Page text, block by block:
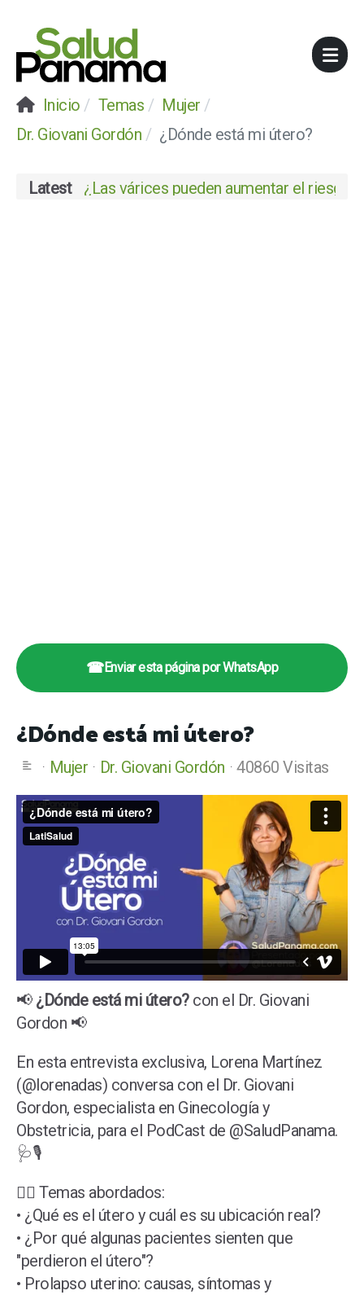
Inicio Temas
Mujer
Dr. Giovani Gordón
¿Dónde está mi útero?
Latest ¿Las várices pueden aumentar el riesgo
☎Enviar esta página por WhatsApp
¿Dónde está mi útero?
Mujer Dr. Giovani Gordón 40860 Visitas
📢 ¿Dónde está mi útero?con el Dr. Giovani
Gordon 📢
En esta entrevista exclusiva, Lorena Martínez
(@lorenadas) conversa con el Dr. Giovani
Gordon, especialista en Ginecología y
Obstetricia, para el PodCast de @SaludPanama.
🩺🎙️
👩‍⚕️ Temas abordados:
• ¿Qué es el útero y cuál es su ubicación real?
• ¿Por qué algunas pacientes sienten que
"perdieron el útero"?
• Prolapso uterino: causas, síntomas y